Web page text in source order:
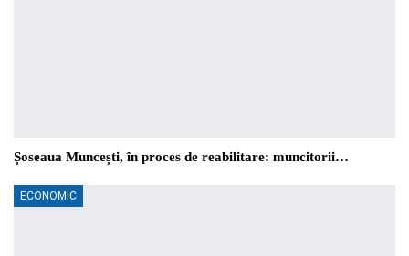
Șoseaua Muncești, în proces de reabilitare: muncitorii…
ECONOMIC